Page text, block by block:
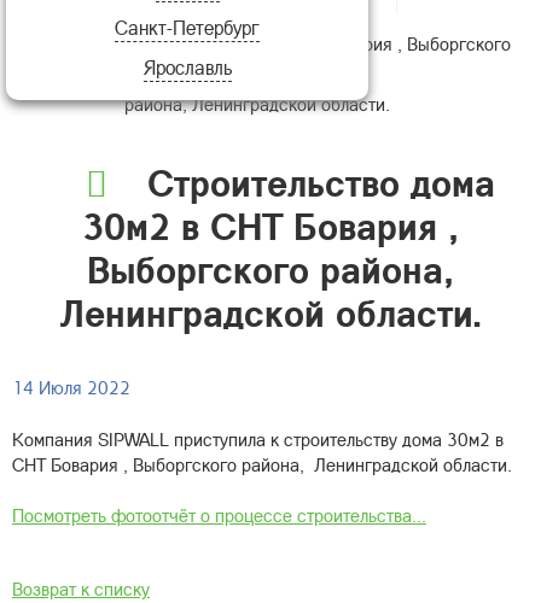
Санкт-Петербург
Ярославль
Строительство дома 30м2 в СНТ Бовария , Выборгского
района, Ленинградской области.
Строительство дома
30м2 в СНТ Бовария ,
Выборгского района,
Ленинградской области.
14 Июля 2022
Компания SIPWALL приступила к строительству дома 30м2 в
СНТ Бовария , Выборгского района, Ленинградской области.
Посмотреть фотоотчёт о процессе строительства...
Возврат к списку